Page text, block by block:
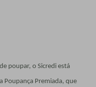
poupar, o Sicredi está
Poupança Premiada, que